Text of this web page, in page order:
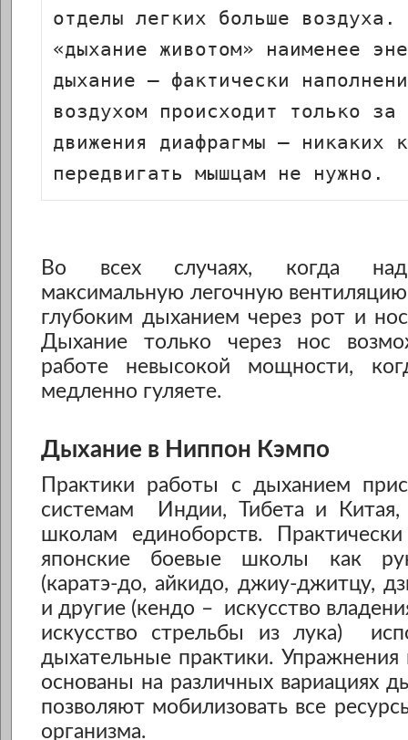
отделы легких больше
«дыхание животом» наименее
дыхание – фактически
воздухом происходит только за
движения диафрагмы – никаких
передвигать мышцам не нужно.
Во всех случаях, когда
максимальную легочную
глубоким дыханием через рот и
Дыхание только через нос
работе невысокой мощности,
медленно гуляете.
Дыхание в Ниппон Кэмпо
Практики работы с дыханием
системам Индии, Тибета и
школам единоборств.
японские боевые школы как
(каратэ-до, айкидо, джиу-джитцу,
и другие (кендо – искусство
искусство стрельбы из лука)
дыхательные практики. Упражнения
основаны на различных вариациях
позволяют мобилизовать все
организма.